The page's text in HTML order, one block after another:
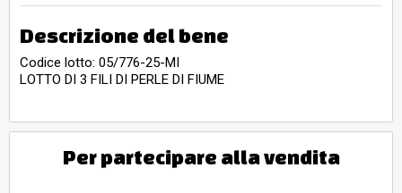
Descrizione del bene
Codice lotto: 05/776-25-MI
LOTTO DI 3 FILI DI PERLE DI FIUME
Per partecipare alla vendita